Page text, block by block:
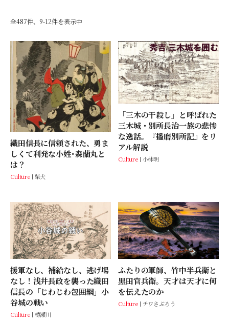
全487件、9-12件を表示中
織田信長に信頼された、勇ま
しくて利発な小姓･森蘭丸と
は？
Culture 柴犬
「三木の干殺し」と呼ばれた
三木城・別所長治一族の悲惨
な逸話。『播磨別所記』をリ
アル解説
Culture 小林明
援軍なし、補給なし、逃げ場
なし！浅井長政を襲った織田
信長の「じわじわ包囲網」小
谷城の戦い
Culture 樽瀬川
ふたりの軍師、竹中半兵衛と
黒田官兵衛。天才は天才に何
を伝えたのか
Culture チワさぶろう